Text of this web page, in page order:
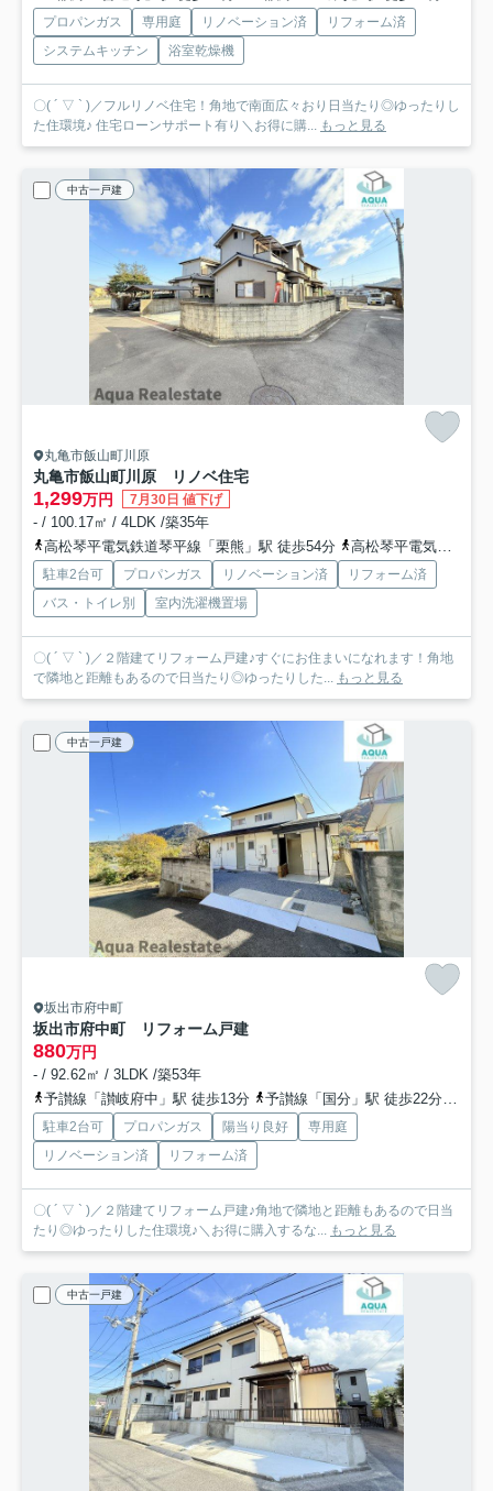
プロパンガス 専用庭 リノベーション済
リフォーム済
システムキッチン
浴室乾燥機
〇( ´ ▽ ` )／フルリノベ住宅！角地で南面広々おり日当たり◎ゆったりし
た住環境♪ 住宅ローンサポート有り＼お得に購... もっと見る
中古一戸建
丸亀市飯山町川原
丸亀市飯山町川原 リノベ住宅
1,299万円 7月30日 値下げ
- / 100.17㎡ / 4LDK /築35年
高松琴平電気鉄道琴平線「栗熊」駅 徒歩54分
高松琴平電気鉄道琴平線「岡田」駅 徒歩63分
駐車2台可 プロパンガス リノベーション済
リフォーム済
バス・トイレ別
室内洗濯機置場
〇( ´ ▽ ` )／２階建てリフォーム戸建♪すぐにお住まいになれます！角地
で隣地と距離もあるので日当たり◎ゆったりした... もっと見る
中古一戸建
坂出市府中町
坂出市府中町 リフォーム戸建
880万円
- / 92.62㎡ / 3LDK /築53年
予讃線「讃岐府中」駅 徒歩13分
予讃線「国分」駅 徒歩22分
駐車2台可 プロパンガス 陽当り良好
専用庭
リノベーション済
リフォーム済
〇( ´ ▽ ` )／２階建てリフォーム戸建♪角地で隣地と距離もあるので日当
たり◎ゆったりした住環境♪＼お得に購入するな... もっと見る
中古一戸建